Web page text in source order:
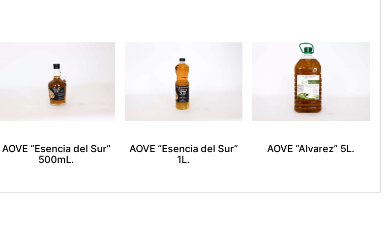
AOVE “Esencia del Sur”
500mL.
AOVE “Esencia del Sur”
1L.
AOVE “Alvarez” 5L.